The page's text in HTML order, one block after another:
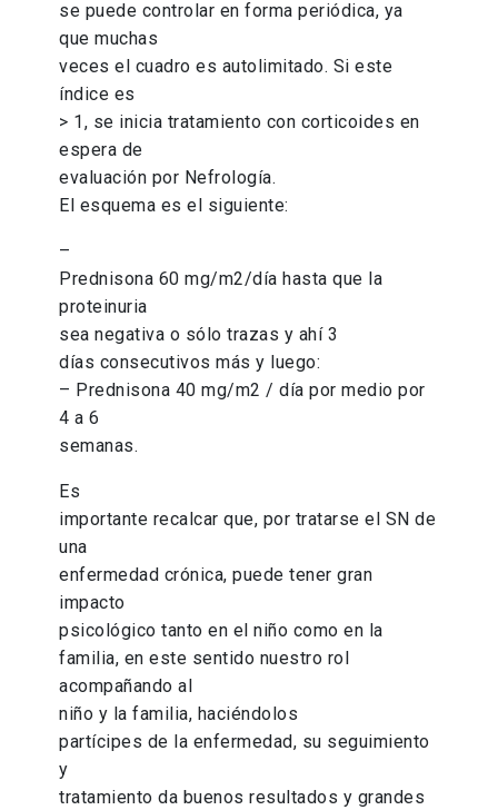
se puede controlar en forma periódica, ya
que muchas
veces el cuadro es autolimitado. Si este
índice es
> 1, se inicia tratamiento con corticoides en
espera de
evaluación por Nefrología.
El esquema es el siguiente:
–
Prednisona 60 mg/m2/día hasta que la
proteinuria
sea negativa o sólo trazas y ahí 3
días consecutivos más y luego:
– Prednisona 40 mg/m2 / día por medio por
4 a 6
semanas.
Es
importante recalcar que, por tratarse el SN de
una
enfermedad crónica, puede tener gran
impacto
psicológico tanto en el niño como en la
familia, en este sentido nuestro rol
acompañando al
niño y la familia, haciéndolos
partícipes de la enfermedad, su seguimiento
y
tratamiento da buenos resultados y grandes